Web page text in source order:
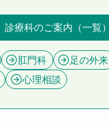
診療科のご案内（一覧）
肛門科 足の外来
心理相談